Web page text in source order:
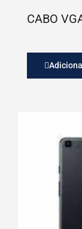
CABO